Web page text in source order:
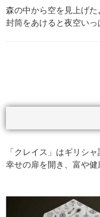
森の中から空を見上げた
封筒をあけると夜空い
「クレイス」はギリシ
幸せの扉を開き、富や健